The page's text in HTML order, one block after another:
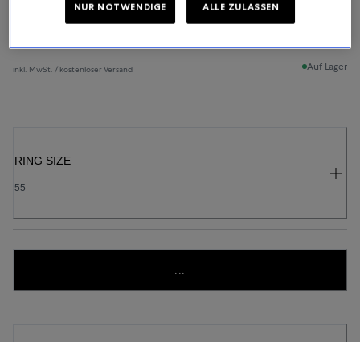
inkl. MwSt. / kostenloser Versand Auf Lager
RING SIZE
55
...
NUR NOTWENDIGE ALLE ZULASSEN